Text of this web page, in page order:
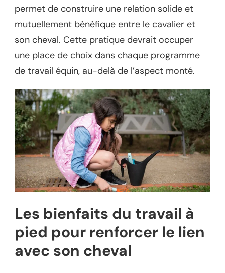
permet de construire une relation solide et
mutuellement bénéfique entre le cavalier et
son cheval. Cette pratique devrait occuper
une place de choix dans chaque programme
de travail équin, au-delà de l’aspect monté.
Les bienfaits du travail à
pied pour renforcer le lien
avec son cheval